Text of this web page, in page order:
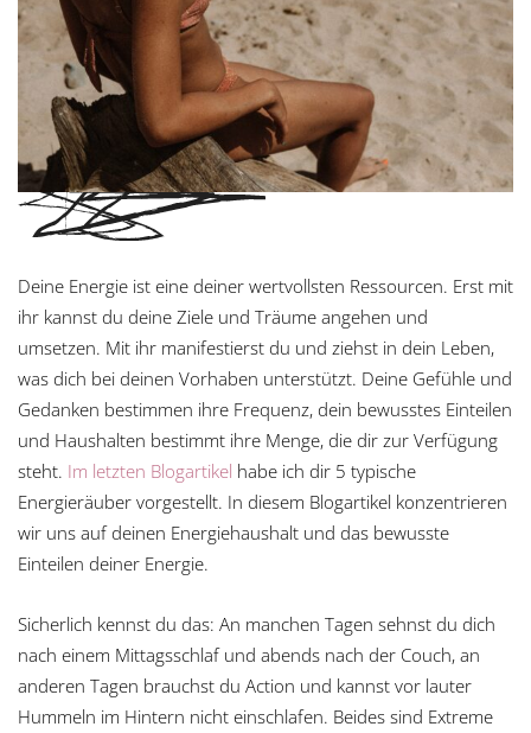
Deine Energie ist eine deiner wertvollsten Ressourcen. Erst mit
ihr kannst du deine Ziele und Träume angehen und
umsetzen. Mit ihr manifestierst du und ziehst in dein Leben,
was dich bei deinen Vorhaben unterstützt. Deine Gefühle und
Gedanken bestimmen ihre Frequenz, dein bewusstes Einteilen
und Haushalten bestimmt ihre Menge, die dir zur Verfügung
steht. Im letzten Blogartikel habe ich dir 5 typische
Energieräuber vorgestellt. In diesem Blogartikel konzentrieren
wir uns auf deinen Energiehaushalt und das bewusste
Einteilen deiner Energie.
Sicherlich kennst du das: An manchen Tagen sehnst du dich
nach einem Mittagsschlaf und abends nach der Couch, an
anderen Tagen brauchst du Action und kannst vor lauter
Hummeln im Hintern nicht einschlafen. Beides sind Extreme